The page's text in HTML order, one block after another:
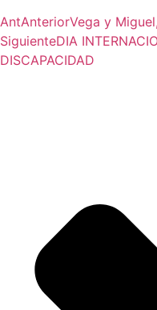
AntAnteriorVega y
SiguienteDIA
DISCAPACIDAD